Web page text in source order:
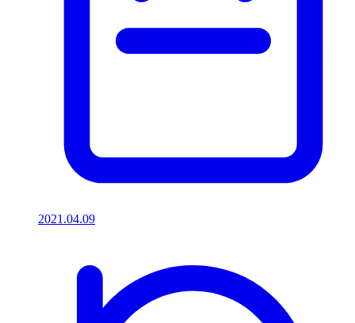
2021.04.09